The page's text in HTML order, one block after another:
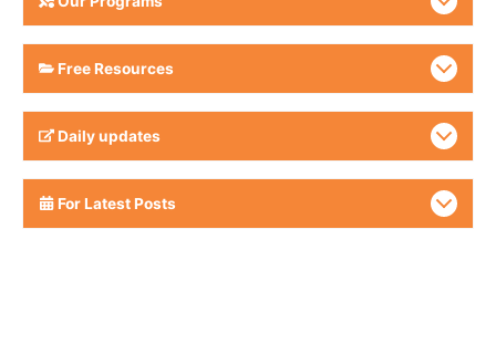
Free Resources
Daily updates
For Latest Posts